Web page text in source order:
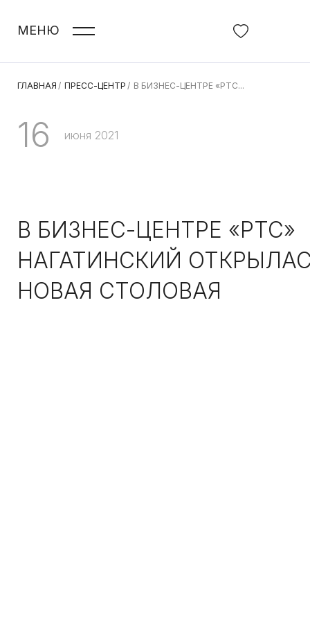
МЕНЮ
ГЛАВНАЯ / ПРЕСС-ЦЕНТР / В БИЗНЕС-ЦЕНТРЕ «РТС...
16 июня 2021
В БИЗНЕС-ЦЕНТРЕ «РТС»
НАГАТИНСКИЙ
НОВАЯ СТОЛОВАЯ